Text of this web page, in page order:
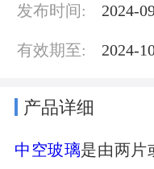
发布时间: 2024-
有效期至: 2024-
产品详细
中空玻璃是由两片